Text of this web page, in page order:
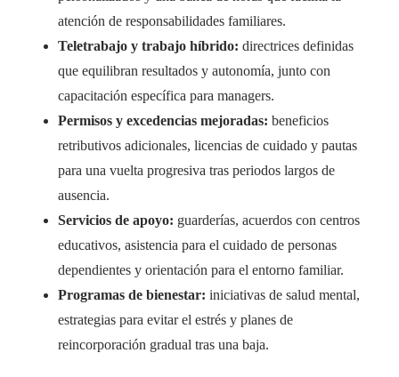
atención de responsabilidades familiares.
Teletrabajo y trabajo híbrido: directrices definidas
que equilibran resultados y autonomía, junto con
capacitación específica para managers.
Permisos y excedencias mejoradas: beneficios
retributivos adicionales, licencias de cuidado y pautas
para una vuelta progresiva tras periodos largos de
ausencia.
Servicios de apoyo: guarderías, acuerdos con centros
educativos, asistencia para el cuidado de personas
dependientes y orientación para el entorno familiar.
Programas de bienestar: iniciativas de salud mental,
estrategias para evitar el estrés y planes de
reincorporación gradual tras una baja.